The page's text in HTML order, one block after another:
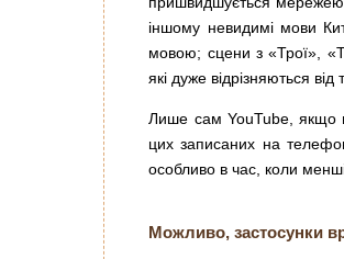
іншому невидимі мови
мовою; сцени з «Трої»,
які дуже відрізняються від
Лише сам YouTube, якщо
цих записаних на
особливо в час, коли
Можливо, застосунки